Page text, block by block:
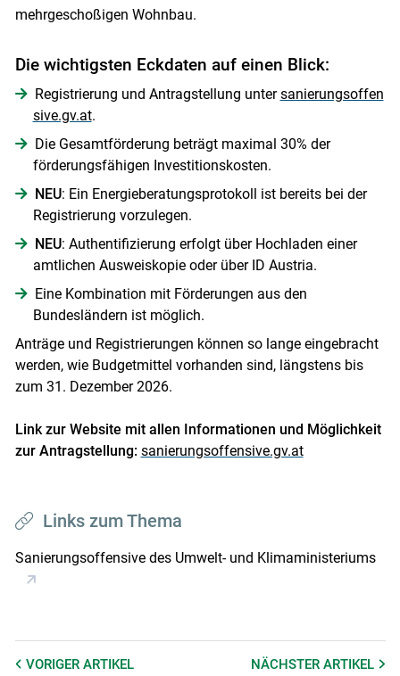
mehrgeschoßigen Wohnbau.
Die wichtigsten Eckdaten auf einen Blick:
Registrierung und Antragstellung untersanierungsoffen
sive.gv.at.
Die Gesamtförderung beträgt maximal 30% der
förderungsfähigen Investitionskosten.
NEU: Ein Energieberatungsprotokoll ist bereits bei der
Registrierung vorzulegen.
NEU: Authentifizierung erfolgt über Hochladen einer
amtlichen Ausweiskopie oder über ID Austria.
Eine Kombination mit Förderungen aus den
Bundesländern ist möglich.
Anträge und Registrierungen können so lange eingebracht
werden, wie Budgetmittel vorhanden sind, längstens bis
zum 31. Dezember 2026.
Link zur Website mit allen Informationen und Möglichkeit
zur Antragstellung: sanierungsoffensive.gv.at
Links zum Thema
Sanierungsoffensive des Umwelt- und Klimaministeriums
VORIGER ARTIKEL NÄCHSTERARTIKEL